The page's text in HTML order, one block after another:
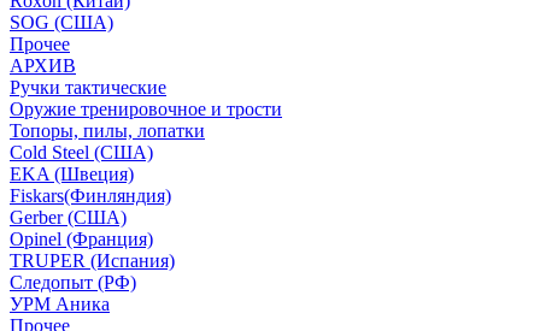
SOG (США)
Прочее
АРХИВ
Ручки тактические
Оружие тренировочное и трости
Топоры, пилы, лопатки
Cold Steel (США)
EKA (Швеция)
Fiskars(Финляндия)
Gerber (США)
Opinel (Франция)
TRUPER (Испания)
Следопыт (РФ)
УРМ Аника
Прочее